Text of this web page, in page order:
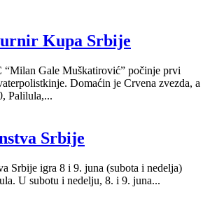
Kupa Srbije
“Milan Gale Muškatirović” počinje prvi
Domaćin je Crvena zvezda, a
Palilula,...
Srbije
Srbije igra 8 i 9. juna (subota i nedelja)
U subotu i nedelju, 8. i 9. juna...